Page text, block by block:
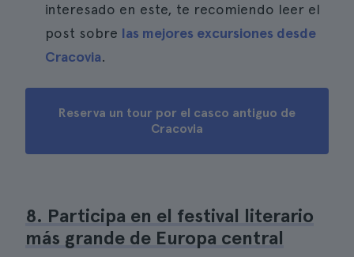
interesado en este, te recomiendo leer el
post sobre las mejores excursiones desde
Cracovia.
Reserva un tour por el casco antiguo de
Cracovia
8. Participa en el festival literario
más grande de Europa central